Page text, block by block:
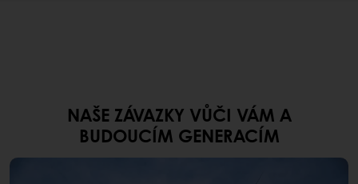
NAŠE ZÁVAZKY VŮČI VÁM A
BUDOUCÍM GENERACÍM